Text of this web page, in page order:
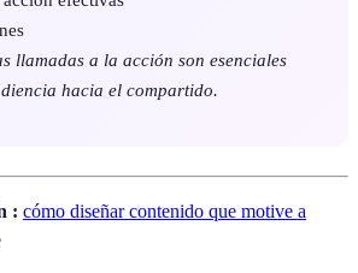
llamadas a la acción son esenciales
hacia el compartido.
: cómo diseñar contenido que motive a